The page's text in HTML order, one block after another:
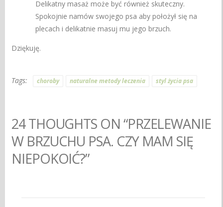
Delikatny masaż może być również skuteczny.
Spokojnie namów swojego psa aby położył się na
plecach i delikatnie masuj mu jego brzuch.
Dziękuję.
Tags: choroby naturalne metody leczenia styl życia psa
24 THOUGHTS ON “PRZELEWANIE
W BRZUCHU PSA. CZY MAM SIĘ
NIEPOKOIĆ?”